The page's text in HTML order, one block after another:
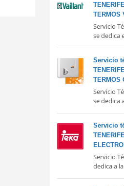
TERMOS
Servicio
se dedica
Servicio
TERMOS
Servicio
se dedica
Servicio
Servicio
dedica a